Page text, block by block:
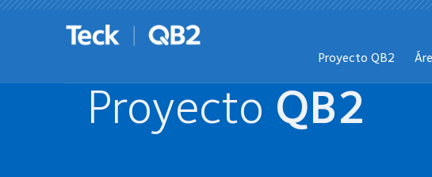
Proyecto QB2
Proyecto QB2